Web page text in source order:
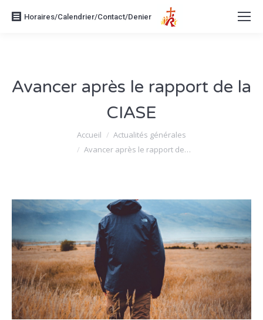
Horaires/Calendrier/Contact/Denier
Avancer après le rapport de la
CIASE
Accueil
Actualités générales
Avancer après le rapport de…